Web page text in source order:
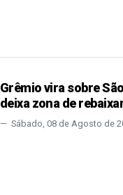
Grêmio vira sobre
deixa zona de
Sábado, 08 de Agosto de